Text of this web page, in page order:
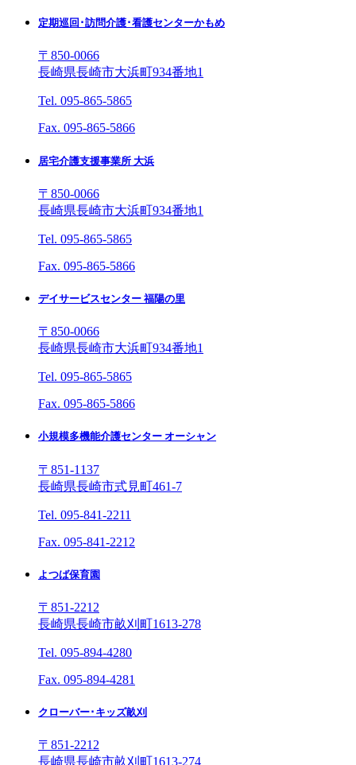
定期巡回･訪問介護･看護センターかもめ
〒850-0066
長崎県長崎市大浜町934番地1
Tel. 095-865-5865
Fax. 095-865-5866
居宅介護支援事業所 大浜
〒850-0066
長崎県長崎市大浜町934番地1
Tel. 095-865-5865
Fax. 095-865-5866
デイサービスセンター 福陽の里
〒850-0066
長崎県長崎市大浜町934番地1
Tel. 095-865-5865
Fax. 095-865-5866
小規模多機能介護センター オーシャン
〒851-1137
長崎県長崎市式見町461-7
Tel. 095-841-2211
Fax. 095-841-2212
よつば保育園
〒851-2212
長崎県長崎市畝刈町1613-278
Tel. 095-894-4280
Fax. 095-894-4281
クローバー･キッズ畝刈
〒851-2212
長崎県長崎市畝刈町1613-274